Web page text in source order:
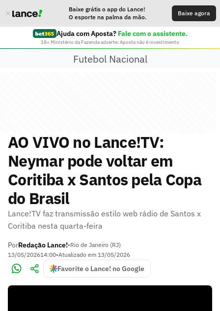
Baixe grátis o app do Lance!
O esporte na palma da mão.
Baixe agora
Ajuda com Aposta? Fale com o assistente.
18+ Ministério da Fazenda adverte: Aposta não é investimento
Futebol Nacional
AO VIVO no Lance!TV:
Neymar pode voltar em
Coritiba x Santos pela Copa
do Brasil
Lance!TV faz transmissão estilo web rádio de Santos x
Coritiba nesta quarta-feira
PorRedação Lance!•Rio de Janeiro (RJ)
13/05/202614:00•Atualizado em 13/05/2026
Favorite o Lance! no Google